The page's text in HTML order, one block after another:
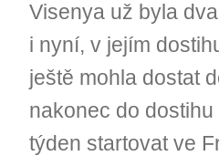
Visenya už byla
i nyní, v jejím
ještě mohla dostat
nakonec do
týden startovat ve